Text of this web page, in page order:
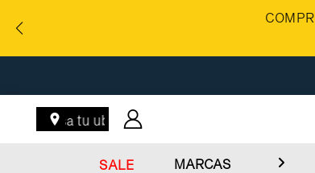
Ingresa tu ubicación
SALE MARCAS